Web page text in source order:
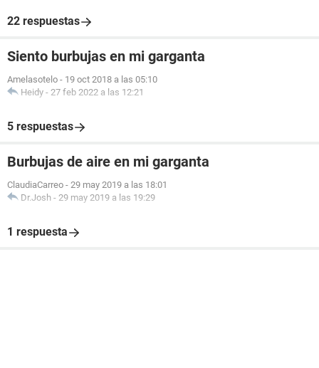
22 respuestas
Siento burbujas en mi garganta
Amelasotelo - 19 oct 2018 a las 05:10
Heidy - 27 feb 2022 a las 12:21
5 respuestas
Burbujas de aire en mi garganta
ClaudiaCarreo - 29 may 2019 a las 18:01
Dr.Josh - 29 may 2019 a las 19:29
1 respuesta